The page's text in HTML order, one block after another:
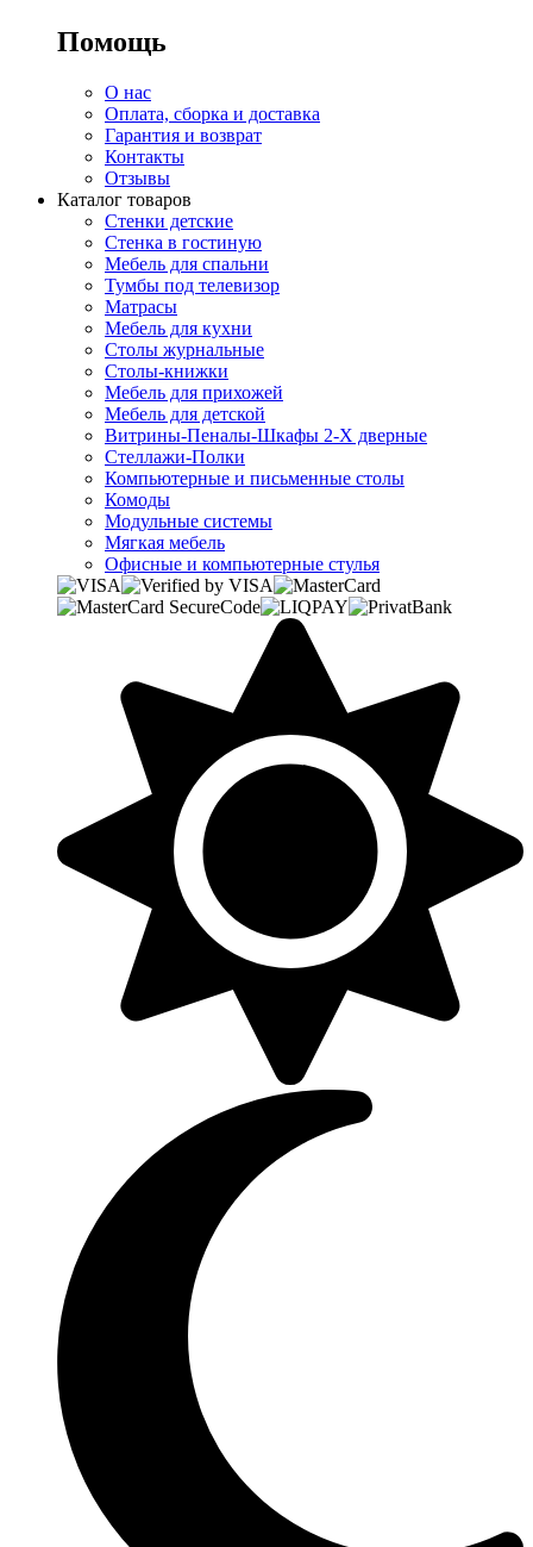
Помощь
О нас
Оплата, сборка и доставка
Гарантия и возврат
Контакты
Отзывы
Каталог товаров
Стенки детские
Стенка в гостиную
Мебель для спальни
Тумбы под телевизор
Матрасы
Мебель для кухни
Столы журнальные
Столы-книжки
Мебель для прихожей
Мебель для детской
Витрины-Пеналы-Шкафы 2-Х дверные
Стеллажи-Полки
Компьютерные и письменные столы
Комоды
Модульные системы
Мягкая мебель
Офисные и компьютерные стулья